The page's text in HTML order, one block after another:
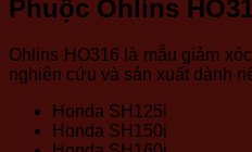
Phuộc Ohlins
Ohlins HO316 là mẫu giảm
nghiên cứu và sản xuất dành
Honda SH125i
Honda SH150i